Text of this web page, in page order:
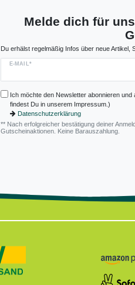
Melde dich für
Du erhälst regelmäßig Infos über neue Artikel,
E-MAIL*
Ich möchte den Newsletter abonnieren
findest Du in unserem Impressum.)
Datenschutzerklärung
** Nach erfolgreicher bestätigung deiner
Gutscheinaktionen. Keine Barauszahlung.